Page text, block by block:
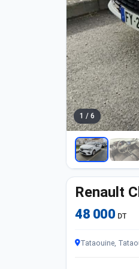
1 / 6
Renault
48 000 DT
Tataouine,